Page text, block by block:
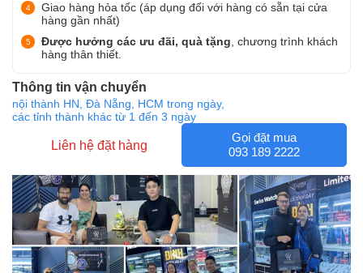
Giao hàng hỏa tốc (áp dụng đối với hàng có sẵn tại cửa
hàng gần nhất)
Được hưởng các ưu đãi, quà tặng , chương trình khách
hàng thân thiết.
Thông tin vận chuyển
nội thành HN, Đà Nẵng, HCM trong ngày,
các tỉnh thành khác từ 1 đến 3 ngày
Liên hệ đặt hàng
Gọi đặt mua
093 189 2222